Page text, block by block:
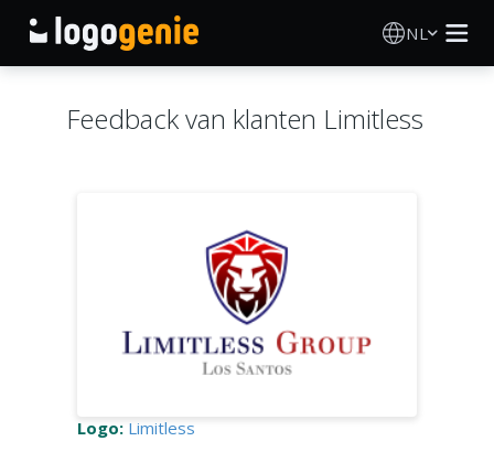
NL
Gedrukte producten
Feedback van klanten Limitless
Logo: Limitless